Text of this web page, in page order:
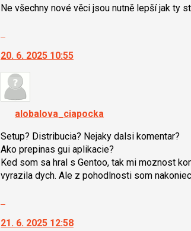
nový
použít
pro
následující
a
P
pro
nový
názor
Ne všechny nové věci jsou nutně lepší jak ty
další
nový
názor.
navigaci
lze
použít
klávesy
N
P
20. 6. 2025 10:55
alobalova_ciapocka
Setup? Distribucia? Nejaky dalsi komentar?
Ako prepinas gui aplikacie?
Ked som sa hral s Gentoo, tak mi moznost
vyrazila dych. Ale z pohodlnosti som
další
21. 6. 2025 12:58